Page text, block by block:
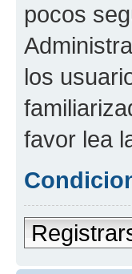
pocos
los
favor lea